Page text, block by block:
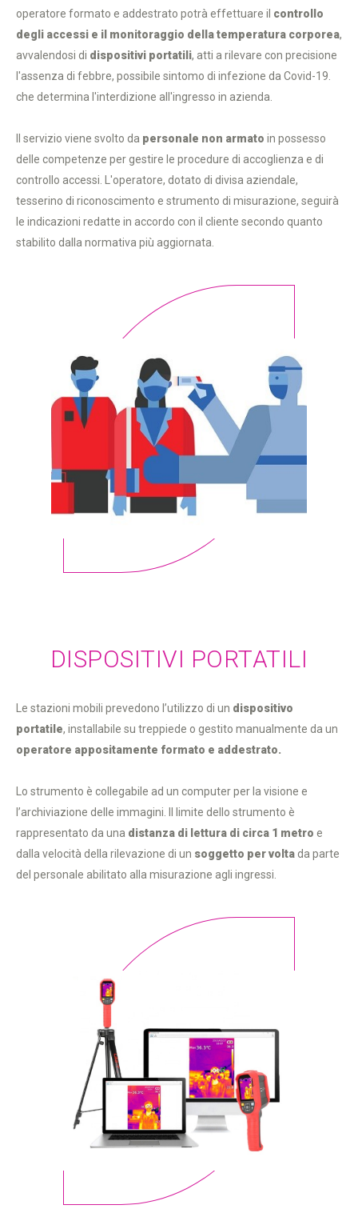
operatore formato e addestrato potrà effettuare il controllo
degli accessi e il monitoraggio della temperatura corporea,
avvalendosi di dispositivi portatili, atti a rilevare con precisione
l'assenza di febbre, possibile sintomo di infezione da Covid-19.
che determina l'interdizione all'ingresso in azienda.
Il servizio viene svolto da personale non armato in possesso
delle competenze per gestire le procedure di accoglienza e di
controllo accessi. L'operatore, dotato di divisa aziendale,
tesserino di riconoscimento e strumento di misurazione, seguirà
le indicazioni redatte in accordo con il cliente secondo quanto
stabilito dalla normativa più aggiornata.
DISPOSITIVI PORTATILI
Le stazioni mobili prevedono l’utilizzo di un dispositivo
portatile, installabile su treppiede o gestito manualmente da un
operatore appositamente formato e addestrato.
Lo strumento è collegabile ad un computer per la visione e
l’archiviazione delle immagini. Il limite dello strumento è
rappresentato da una distanza di lettura di circa 1 metro e
dalla velocità della rilevazione di un soggetto per volta da parte
del personale abilitato alla misurazione agli ingressi.